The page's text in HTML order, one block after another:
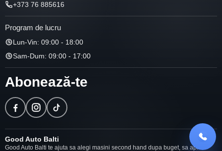
+373 76 885616
Program de lucru
Lun-Vin: 09:00 - 18:00
Sam-Dum: 09:00 - 17:00
Abonează-te
Good Auto Balti
Good Auto Balti te ajuta sa alegi masini second hand dupa buget, sa aplici